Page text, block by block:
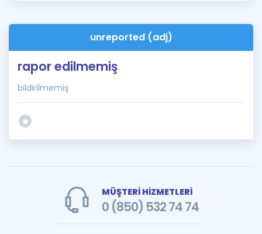
İngilizce Gramerunreported (adj)
rapor edilmemiş
bildirilmemiş
MÜŞTERİ HİZMETLERİ
0 (850) 532 74 74